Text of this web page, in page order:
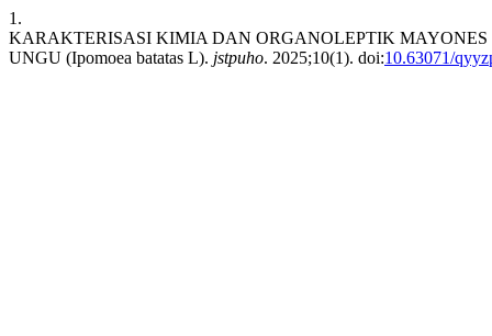
1.
KARAKTERISASI KIMIA DAN ORGANOLEPTIK
UNGU (Ipomoea batatas L). jstpuho. 2025;10(1). doi:10.63071/